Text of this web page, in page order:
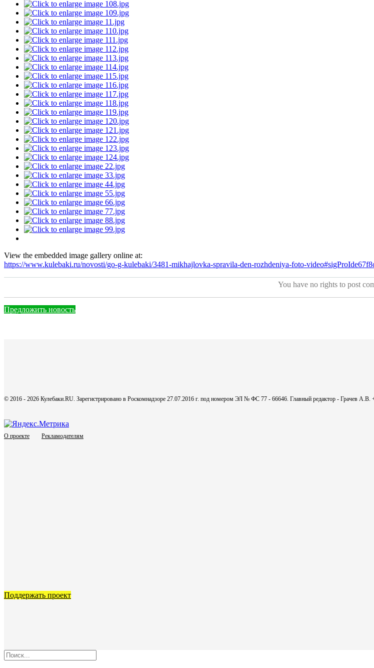
View the embedded image gallery online at:
https://www.kulebaki.ru/novosti/go-g-kulebaki/3481-mikhajlovka-spravila-den-rozhdeniya-foto-
You have no rights to post
Предложить новость
© 2016 - 2026 Кулебаки.RU. Зарегистрировано в Роскомнадзоре 27.07.2016 г. под номером ЭЛ № ФС 77 - 66646. Главный редактор - Грачев
О проекте Рекламодателям
Поддержать проект